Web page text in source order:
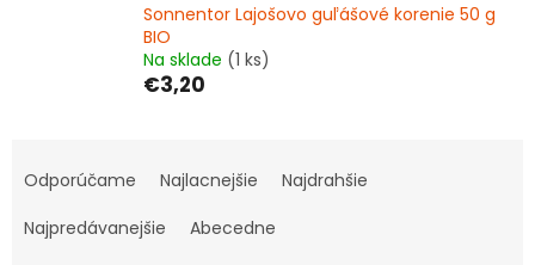
Sonnentor Lajošovo guľášové korenie 50 g
BIO
Na sklade (1 ks)
€3,20
a
e
Odporúčame Najlacnejšie
Najdrahšie
Najpredávanejšie
Abecedne